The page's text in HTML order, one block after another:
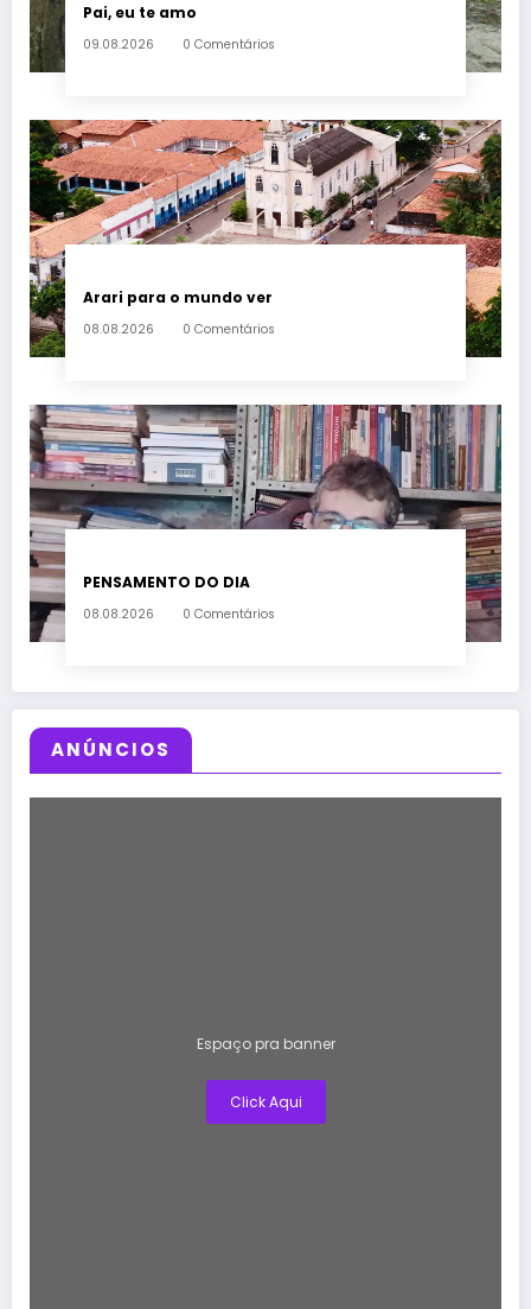
Pai, eu te amo
09.08.2026 0 Comentários
Arari para o mundo ver
08.08.2026 0 Comentários
PENSAMENTO DO DIA
08.08.2026 0 Comentários
ANÚNCIOS
Espaço pra banner
Click Aqui